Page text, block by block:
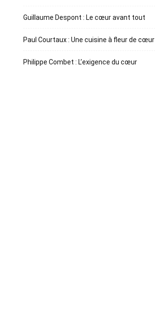
Guillaume Despont : Le cœur avant tout
Paul Courtaux : Une cuisine à fleur de cœur
Philippe Combet : L’exigence du cœur